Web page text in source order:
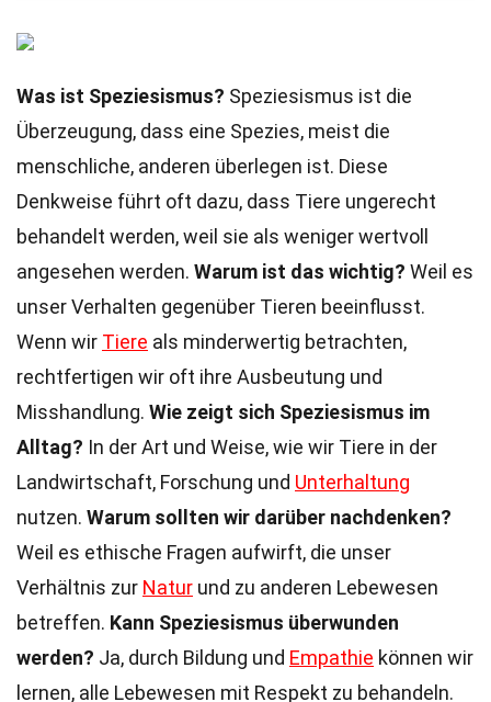
Was ist Speziesismus? Speziesismus ist die
Überzeugung, dass eine Spezies, meist die
menschliche, anderen überlegen ist. Diese
Denkweise führt oft dazu, dass Tiere ungerecht
behandelt werden, weil sie als weniger wertvoll
angesehen werden. Warum ist das wichtig? Weil es
unser Verhalten gegenüber Tieren beeinflusst.
Wenn wir Tiere als minderwertig betrachten,
rechtfertigen wir oft ihre Ausbeutung und
Misshandlung. Wie zeigt sich Speziesismus im
Alltag? In der Art und Weise, wie wir Tiere in der
Landwirtschaft, Forschung und Unterhaltung
nutzen. Warum sollten wir darüber nachdenken?
Weil es ethische Fragen aufwirft, die unser
Verhältnis zur Natur und zu anderen Lebewesen
betreffen. Kann Speziesismus überwunden
werden? Ja, durch Bildung und Empathie können wir
lernen, alle Lebewesen mit Respekt zu behandeln.